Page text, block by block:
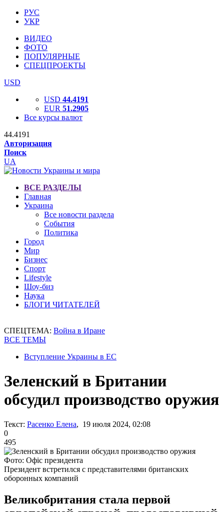
РУС
УКР
ВИДЕО
ФОТО
ПОПУЛЯРНЫЕ
СПЕЦПРОЕКТЫ
USD
USD 44.4191
EUR 51.2905
Все курсы валют
44.4191
Авторизация
Поиск
UA
ВСЕ РАЗДЕЛЫ
Главная
Украина
Все новости раздела
События
Политика
Город
Мир
Бизнес
Спорт
Lifestyle
Шоу-биз
Наука
БЛОГИ ЧИТАТЕЛЕЙ
СПЕЦТЕМА: Война в Иране
ВСЕ ТЕМЫ
Вступление Украины в ЕС
Зеленский в Британии
обсудил производство оружия
Текст: Расенко Елена, 19 июля 2024, 02:08
0
495
Фото: Офіс президента
Президент встретился с представителями британских
оборонных компаний
Великобритания стала первой